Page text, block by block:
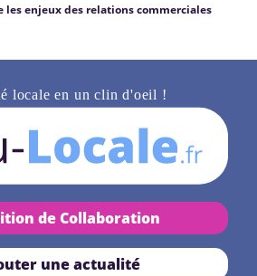
les enjeux des relations commerciales
locale en un clin d'oeil !
de Collaboration
une actualité